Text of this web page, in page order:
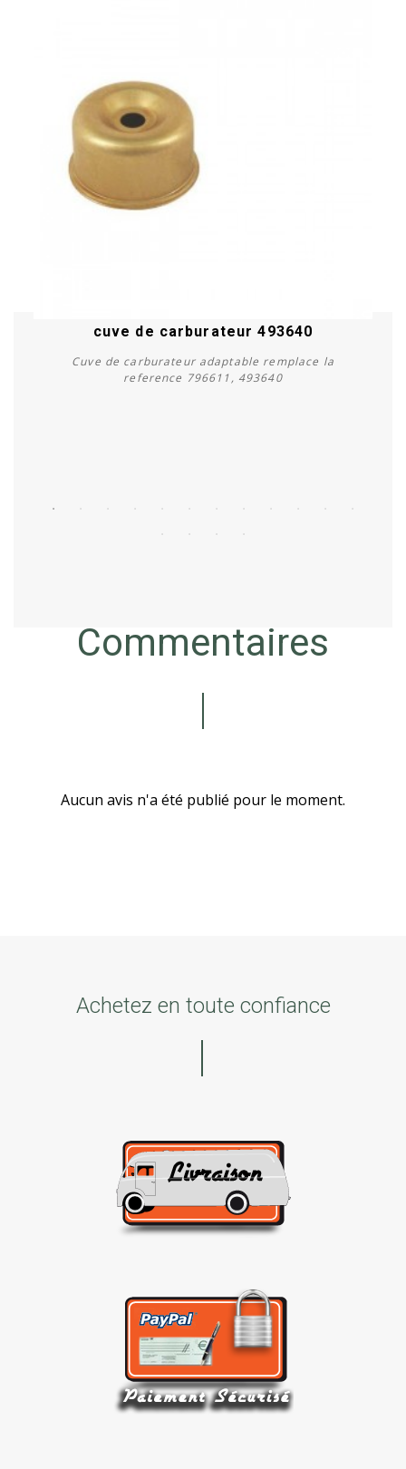
cuve de carburateur 493640
Cuve de carburateur adaptable remplace la
reference 796611, 493640
Commentaires
Aucun avis n'a été publié pour le moment.
Achetez en toute confiance